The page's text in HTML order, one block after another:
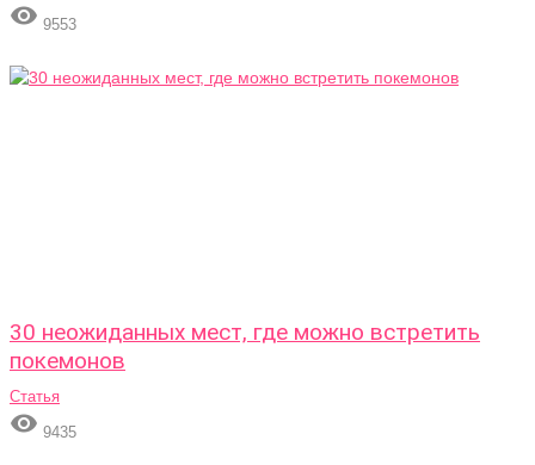
 9553
30 неожиданных мест, где можно встретить
покемонов
Статья
 9435